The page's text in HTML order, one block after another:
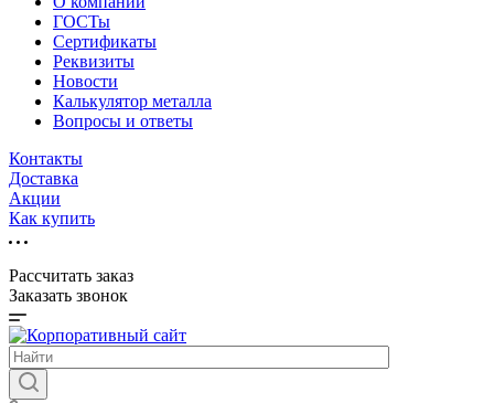
ГОСТы
Сертификаты
Реквизиты
Новости
Калькулятор металла
Вопросы и ответы
Контакты
Доставка
Акции
Как купить
Рассчитать заказ
Заказать звонок